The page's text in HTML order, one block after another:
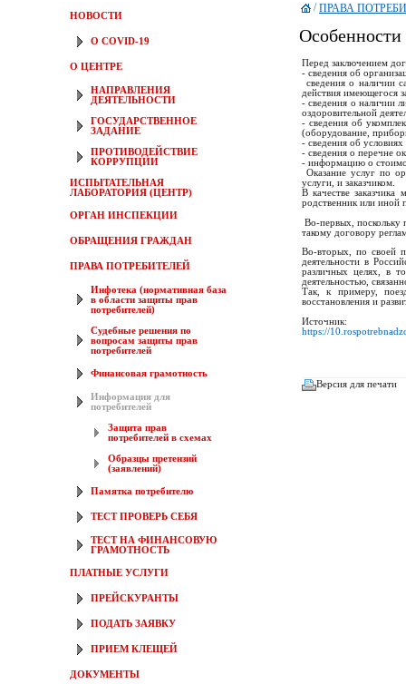
НОВОСТИ
О COVID-19
О ЦЕНТРЕ
НАПРАВЛЕНИЯ
ДЕЯТЕЛЬНОСТИ
ГОСУДАРСТВЕННОЕ
ЗАДАНИЕ
ПРОТИВОДЕЙСТВИЕ
КОРРУПЦИИ
ИСПЫТАТЕЛЬНАЯ
ЛАБОРАТОРИЯ (ЦЕНТР)
ОРГАН ИНСПЕКЦИИ
ОБРАЩЕНИЯ ГРАЖДАН
ПРАВА ПОТРЕБИТЕЛЕЙ
Инфотека (нормативная база
в области защиты прав
потребителей)
Судебные решения по
вопросам защиты прав
потребителей
Финансовая грамотность
Информация для
потребителей
Защита прав
потребителей в схемах
Образцы претензий
(заявлений)
Памятка потребителю
ТЕСТ ПРОВЕРЬ СЕБЯ
ТЕСТ НА ФИНАНСОВУЮ
ГРАМОТНОСТЬ
ПЛАТНЫЕ УСЛУГИ
ПРЕЙСКУРАНТЫ
ПОДАТЬ ЗАЯВКУ
ПРИЕМ КЛЕЩЕЙ
ДОКУМЕНТЫ
/ПРАВА
Особенности
Перед заключением
- сведения об
сведения о наличии
действия имеющегося
- сведения о наличии
оздоровительной
- сведения об
(оборудование,
- сведения об
- сведения о перечне
- информацию о
Оказание услуг по
услуги, и заказчиком.
В качестве
родственник или иной
Во-первых, поскольку
такому договору
Во-вторых, по своей
деятельности в
различных целях, в
деятельностью,
Так, к примеру,
восстановления и
Источник:
https://
Версия для печати